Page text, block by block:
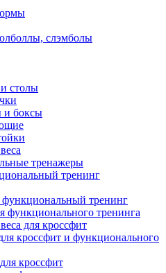
слэмболы
столы
и боксы
тренажеры
тренинг
тренинг
функционального тренинга
для кроссфит
кроссфит и функционального
кроссфит